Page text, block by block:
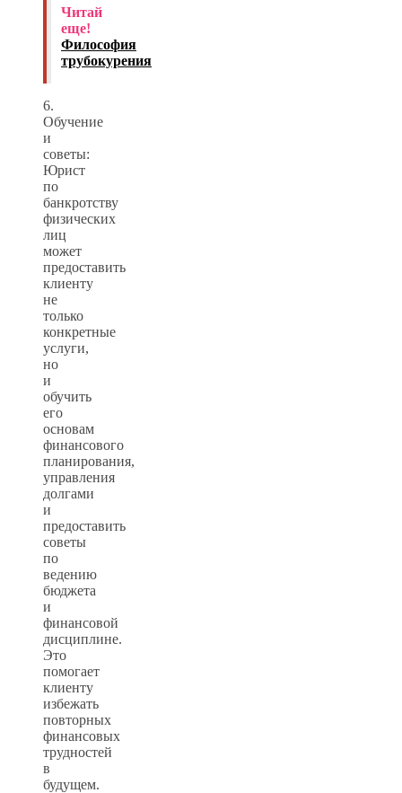
Читай
еще!
Философия
трубокурения
6.
Обучение
и
советы:
Юрист
по
банкротству
физических
лиц
может
предоставить
клиенту
не
только
конкретные
услуги,
но
и
обучить
его
основам
финансового
планирования,
управления
долгами
и
предоставить
советы
по
ведению
бюджета
и
финансовой
дисциплине.
Это
помогает
клиенту
избежать
повторных
финансовых
трудностей
в
будущем.